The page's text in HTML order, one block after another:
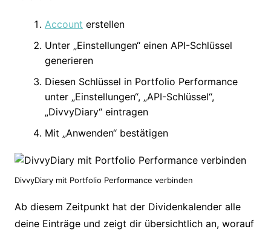
Account erstellen
Unter „Einstellungen“ einen API-Schlüssel
generieren
Diesen Schlüssel in Portfolio Performance
unter „Einstellungen“, „API-Schlüssel“,
„DivvyDiary“ eintragen
Mit „Anwenden“ bestätigen
DivvyDiary mit Portfolio Performance verbinden
Ab diesem Zeitpunkt hat der Dividenkalender alle
deine Einträge und zeigt dir übersichtlich an, worauf